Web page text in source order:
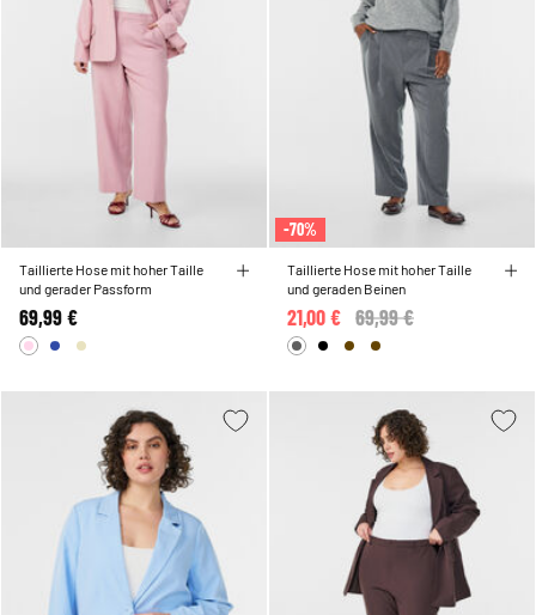
Taillierte Hose mit hoher Taille
und gerader Passform
69,99 €
-70%
Taillierte Hose mit hoher Taille
und geraden Beinen
Price reduced from
69,99 €
21,00 €